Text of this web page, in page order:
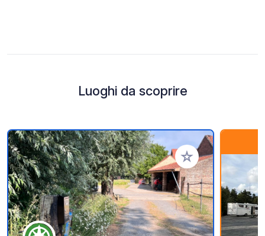
Luoghi da scoprire
Aggiungi ai tuoi